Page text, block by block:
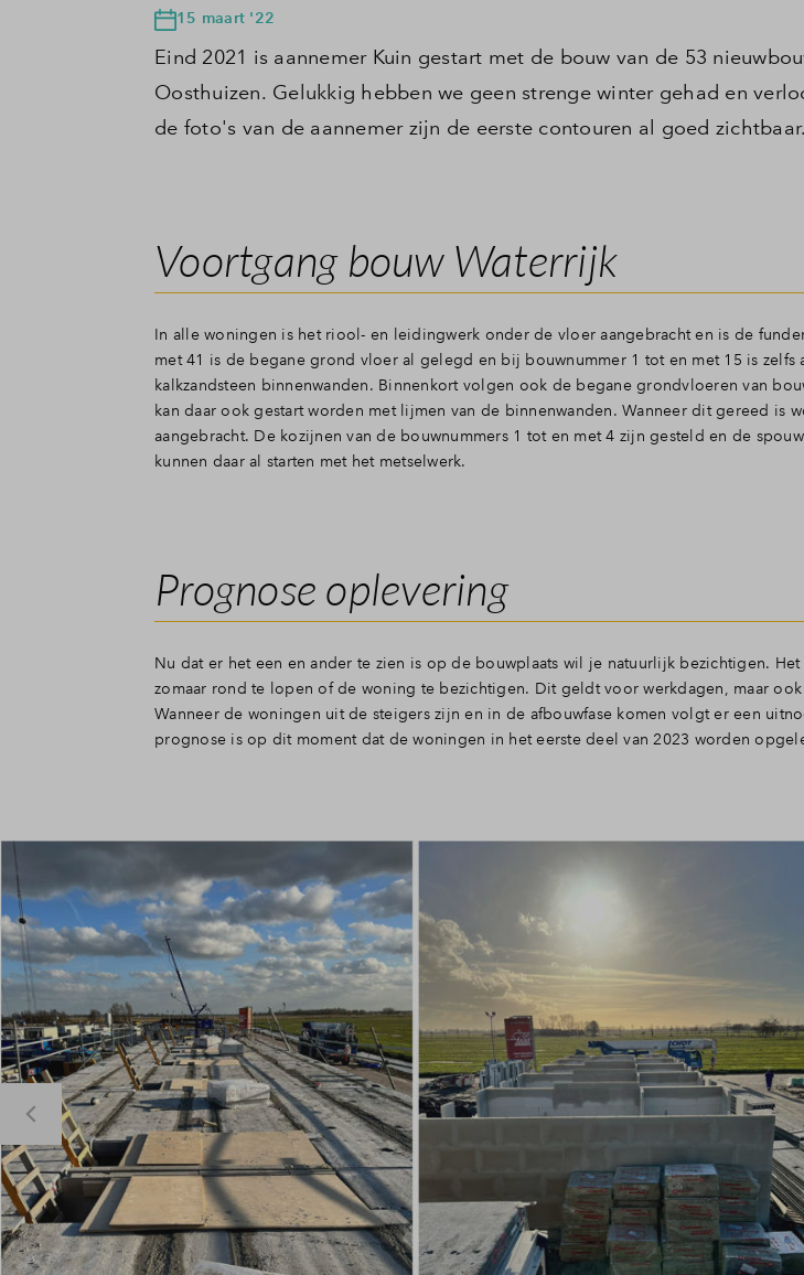
15 maart '22
Eind 2021 is aannemer Kuin gestart met de bouw van de 53
Oosthuizen. Gelukkig hebben we geen strenge winter gehad en
de foto's van de aannemer zijn de eerste contouren al goed
Voortgang bouw Waterrijk
In alle woningen is het riool- en leidingwerk onder de vloer aangebracht en is de
met 41 is de begane grond vloer al gelegd en bij bouwnummer 1 tot en met 15 is zelfs
kalkzandsteen binnenwanden. Binnenkort volgen ook de begane grondvloeren van
kan daar ook gestart worden met lijmen van de binnenwanden. Wanneer dit gereed is
aangebracht. De kozijnen van de bouwnummers 1 tot en met 4 zijn gesteld en de
kunnen daar al starten met het metselwerk.
Prognose oplevering
Nu dat er het een en ander te zien is op de bouwplaats wil je natuurlijk bezichtigen.
zomaar rond te lopen of de woning te bezichtigen. Dit geldt voor werkdagen, maar
Wanneer de woningen uit de steigers zijn en in de afbouwfase komen volgt er een
prognose is op dit moment dat de woningen in het eerste deel van 2023 worden